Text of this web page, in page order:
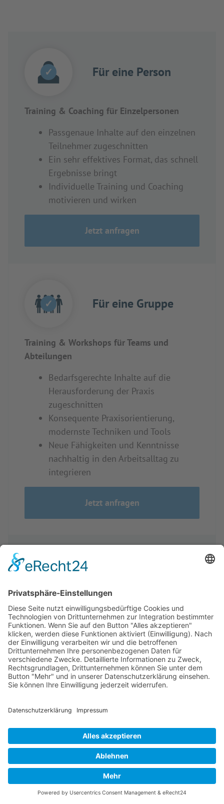
✓ Für eine Person
Training & Coaching für Einzelpersonen
Passgenaue Inhalte auf den einzelnen
Teilnehmer zugeschnitten
Ein sehr effektives Format, das schnell
Ergebnisse bringt
Individuelle Training und Coaching
motivieren und wirken
Jetzt anfragen
✓ Für eine Gruppe
Training & Workshops für Teams und
Abteilungen
Bedarfsgerechte Inhalte auf die
Herausforderung der Praxis
zugeschnitten
Konsequente Praxisorientierung,
modernste Techniken und Tools
Neue Fähigkeiten und Kenntnisse
nachhaltig in den Arbeitsalltag zu
integrieren
Jetzt anfragen
✓
Training-Komplett-Lösungen für Ihr
Unternehmen
Ganzheitliche Konzepte für Ihre
Mitarbeiterentwicklung
Individueller Skill-Katalog zur
Erweiterung Ihres internen
Nachhaltige Personalentwicklung
realisieren
Jetzt anfragen